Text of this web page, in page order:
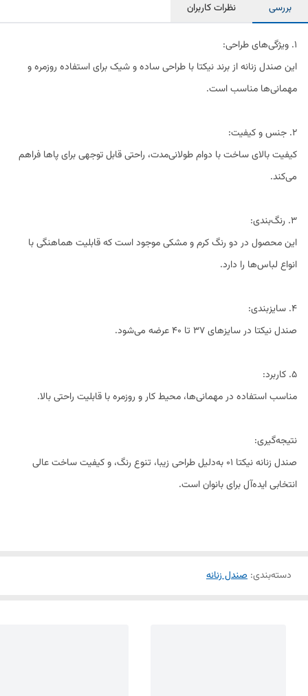
بررسی نظرات کاربران
1. ویژگی‌های طراحی:
این صندل زنانه از برند نیکتا با طراحی ساده و شیک برای استفاده روزمره و
مهمانی‌ها مناسب است.
2. جنس و کیفیت:
کیفیت بالای ساخت با دوام طولانی‌مدت، راحتی قابل توجهی برای پاها فراهم
می‌کند.
3. رنگ‌بندی:
این محصول در دو رنگ کرم و مشکی موجود است که قابلیت هماهنگی با
انواع لباس‌ها را دارد.
4. سایزبندی:
صندل نیکتا در سایزهای 37 تا 40 عرضه می‌شود.
5. کاربرد:
مناسب استفاده در مهمانی‌ها، محیط کار و روزمره با قابلیت راحتی بالا.
نتیجه‌گیری:
صندل زنانه نیکتا 01 به‌دلیل طراحی زیبا، تنوع رنگ، و کیفیت ساخت عالی
انتخابی ایده‌آل برای بانوان است.
دسته‌بندی: صندل زنانه